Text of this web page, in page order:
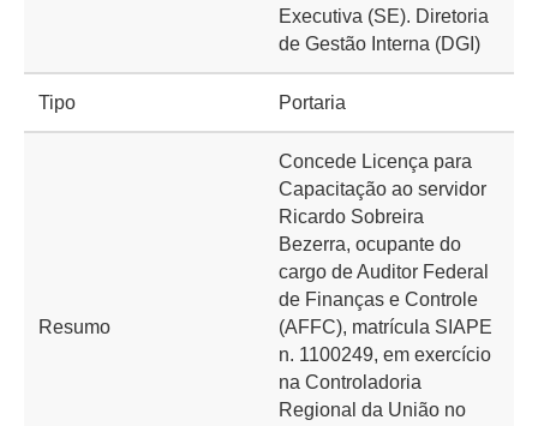
Executiva (SE). Diretoria
de Gestão Interna (DGI)
Tipo Portaria
Resumo
Concede Licença para
Capacitação ao servidor
Ricardo Sobreira
Bezerra, ocupante do
cargo de Auditor Federal
de Finanças e Controle
(AFFC), matrícula SIAPE
n. 1100249, em exercício
na Controladoria
Regional da União no